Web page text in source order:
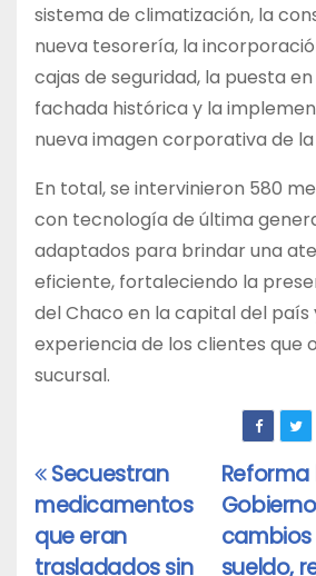
sistema de climatización, la
nueva tesorería, la
cajas de seguridad, la puesta
fachada histórica y la
nueva imagen corporativa de
En total, se intervinieron 580
con tecnología de última
adaptados para brindar una
eficiente, fortaleciendo la
del Chaco en la capital del país
experiencia de los clientes que
sucursal.
Navegación
de
Reforma
sueldo,
Secuestran
medicamentos
que eran
trasladados sin